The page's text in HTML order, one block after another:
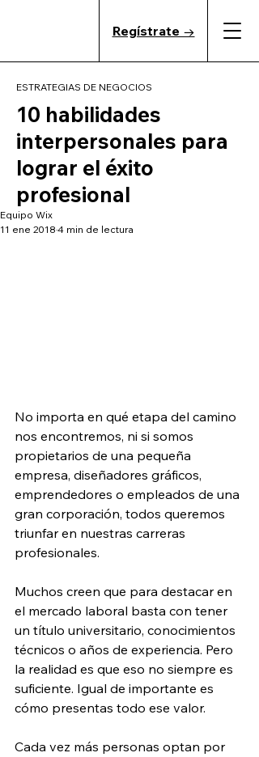
Regístrate →
ESTRATEGIAS DE NEGOCIOS
10 habilidades
interpersonales para
lograr el éxito
profesional
Equipo Wix
11 ene 2018 4 min de lectura
No importa en qué etapa del camino
nos encontremos, ni si somos
propietarios de una pequeña
empresa, diseñadores gráficos,
emprendedores o empleados de una
gran corporación, todos queremos
triunfar en nuestras carreras
profesionales.
Muchos creen que para destacar en
el mercado laboral basta con tener
un título universitario, conocimientos
técnicos o años de experiencia. Pero
la realidad es que eso no siempre es
suficiente. Igual de importante es
cómo presentas todo ese valor.
Cada vez más personas optan por